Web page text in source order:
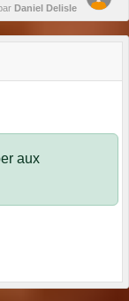
Daniel Delisle
aux